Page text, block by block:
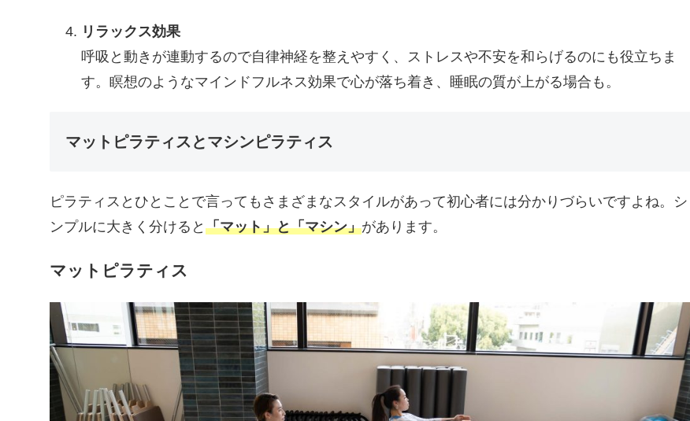
リラックス効果
呼吸と動きが連動するので自律神経を整えやすく、ストレスや不安を和らげるのにも役立ちま
す。瞑想のようなマインドフルネス効果で心が落ち着き、睡眠の質が上がる場合も。
マットピラティスとマシンピラティス
ピラティスとひとことで言ってもさまざまなスタイルがあって初心者には分かりづらいですよね。シ
ンプルに大きく分けると 「マット」と「マシン」があります。
マットピラティス